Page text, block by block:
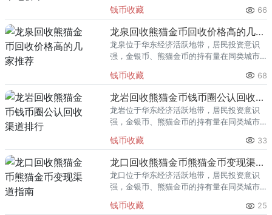
熊猫金币的需求就明显升温，但鱼龙混杂的
回收渠道里，能精准识别版别溢
钱币收藏 66
龙泉回收熊猫金币回收价格高的几家推荐
龙泉位于华东经济活跃地带，居民投资意识
强，金银币、熊猫金币的持有量在同类城市
熊猫金币的需求就明显升温，但鱼龙混杂的
回收渠道里，能精准识别版别溢
钱币收藏 68
龙岩回收熊猫金币钱币圈公认回收渠道排行
龙岩位于华东经济活跃地带，居民投资意识
强，金银币、熊猫金币的持有量在同类城市
熊猫金币的需求就明显升温，但鱼龙混杂的
回收渠道里，能精准识别版别溢
钱币收藏 33
龙口回收熊猫金币熊猫金币变现渠道指南
龙口位于华东经济活跃地带，居民投资意识
强，金银币、熊猫金币的持有量在同类城市
熊猫金币的需求就明显升温，但鱼龙混杂的
钱币收藏 25